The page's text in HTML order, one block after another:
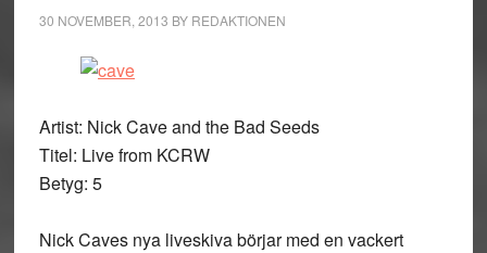
30 NOVEMBER, 2013 BY REDAKTIONEN
Artist: Nick Cave and the Bad Seeds
Titel: Live from KCRW
Betyg: 5
Nick Caves nya liveskiva börjar med en vackert